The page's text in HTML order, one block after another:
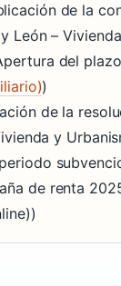
de la
León –
del
)
de la
y
de renta